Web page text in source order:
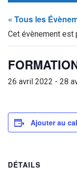
« Tous les
Cet évènement est
26 avril 2022 - 28
Ajouter au
DÉTAILS